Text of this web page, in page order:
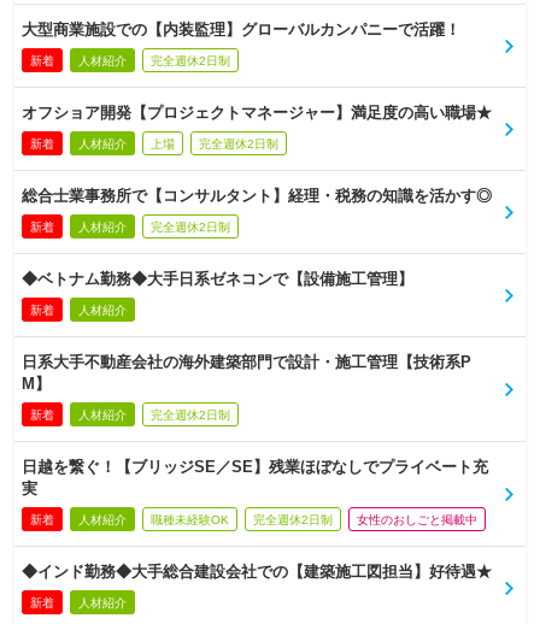
大型商業施設での【内装監理】グローバルカンパニーで活躍！
新着 人材紹介 完全週休2日制
オフショア開発【プロジェクトマネージャー】満足度の高い職場★
新着 人材紹介 上場 完全週休2日制
総合士業事務所で【コンサルタント】経理・税務の知識を活かす◎
新着 人材紹介 完全週休2日制
◆ベトナム勤務◆大手日系ゼネコンで【設備施工管理】
新着 人材紹介
日系大手不動産会社の海外建築部門で設計・施工管理【技術系P
M】
新着 人材紹介 完全週休2日制
日越を繋ぐ！【ブリッジSE／SE】残業ほぼなしでプライベート充
実
新着 人材紹介 職種未経験OK 完全週休2日制 女性のおしごと掲載中
◆インド勤務◆大手総合建設会社での【建築施工図担当】好待遇★
新着 人材紹介